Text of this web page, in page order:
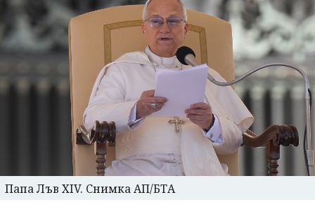
Папа Лъв XIV. Снимка АП/БТА